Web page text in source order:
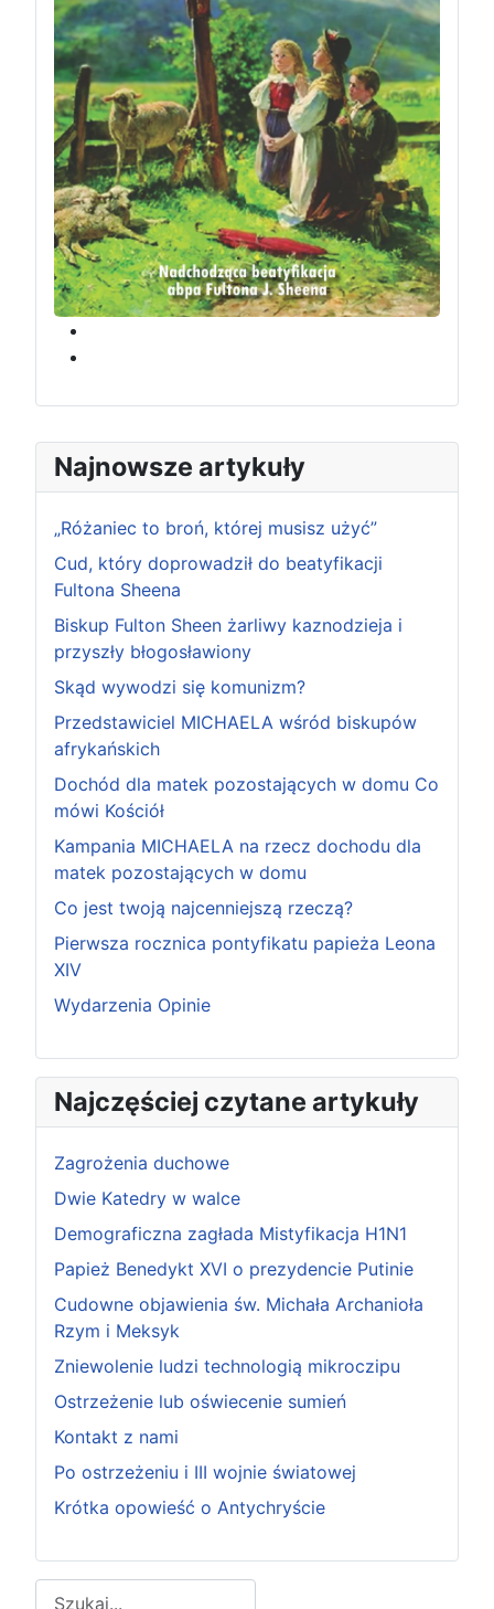
Najnowsze artykuły
„Różaniec to broń, której musisz użyć”
Cud, który doprowadził do beatyfikacji
Fultona Sheena
Biskup Fulton Sheen żarliwy kaznodzieja i
przyszły błogosławiony
Skąd wywodzi się komunizm?
Przedstawiciel MICHAELA wśród biskupów
afrykańskich
Dochód dla matek pozostających w domu Co
mówi Kościół
Kampania MICHAELA na rzecz dochodu dla
matek pozostających w domu
Co jest twoją najcenniejszą rzeczą?
Pierwsza rocznica pontyfikatu papieża Leona
XIV
Wydarzenia Opinie
Najczęściej czytane artykuły
Zagrożenia duchowe
Dwie Katedry w walce
Demograficzna zagłada Mistyfikacja H1N1
Papież Benedykt XVI o prezydencie Putinie
Cudowne objawienia św. Michała Archanioła
Rzym i Meksyk
Zniewolenie ludzi technologią mikroczipu
Ostrzeżenie lub oświecenie sumień
Kontakt z nami
Po ostrzeżeniu i III wojnie światowej
Krótka opowieść o Antychryście